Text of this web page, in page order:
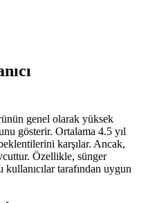
genel olarak yüksek
gösterir. Ortalama 4.5 yıl
karşılar. Ancak,
Özellikle, sünger
kullanıcılar tarafından uygun